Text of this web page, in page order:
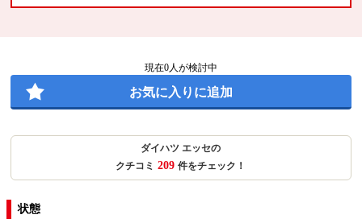
現在0人が検討中
お気に入りに追加
ダイハツ エッセの
クチコミ 209 件をチェック！
状態